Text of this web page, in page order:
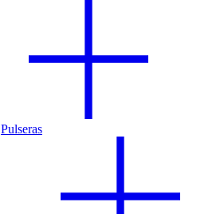
Pulseras